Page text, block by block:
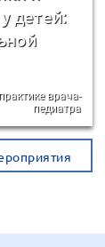
детей:
врача-
педиатра